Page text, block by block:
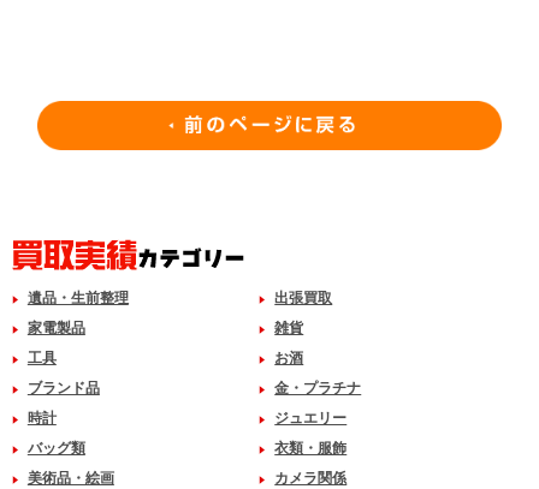
遺品・生前整理
出張買取
家電製品
雑貨
工具
お酒
ブランド品
金・プラチナ
時計
ジュエリー
バッグ類
衣類・服飾
美術品・絵画
カメラ関係